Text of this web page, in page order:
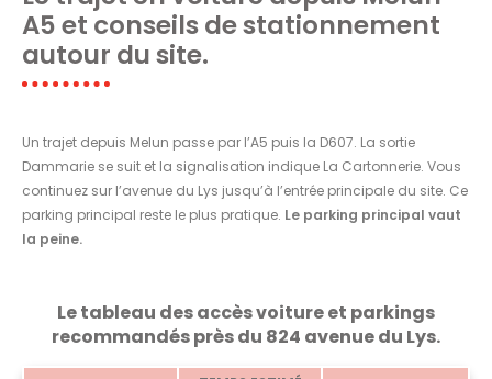
A5 et conseils de stationnement
autour du site.
Un trajet depuis Melun passe par l’A5 puis la D607. La sortie
Dammarie se suit et la signalisation indique La Cartonnerie. Vous
continuez sur l’avenue du Lys jusqu’à l’entrée principale du site. Ce
parking principal reste le plus pratique. Le parking principal vaut
la peine.
Le tableau des accès voiture et parkings
recommandés près du 824 avenue du Lys.